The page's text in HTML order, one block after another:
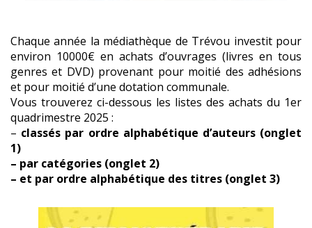
Chaque année la médiathèque de Trévou investit pour
environ 10000€ en achats d’ouvrages (livres en tous
genres et DVD) provenant pour moitié des adhésions
et pour moitié d’une dotation communale.
Vous trouverez ci-dessous les listes des achats du 1er
quadrimestre 2025 :
– classés par ordre alphabétique d’auteurs (onglet
1)
– par catégories (onglet 2)
– et par ordre alphabétique des titres (onglet 3)